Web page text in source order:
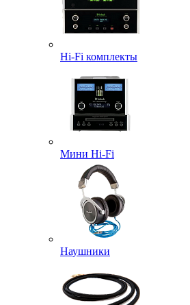
Hi-Fi комплекты
Мини Hi-Fi
Наушники